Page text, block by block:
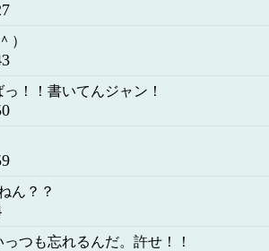
）
！！書いてんジャン！
ん？？
も忘れるんだ。許せ！！